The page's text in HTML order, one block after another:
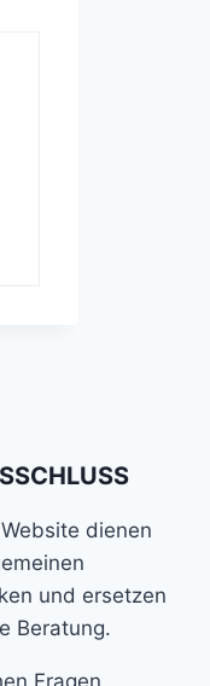
dienen
und ersetzen
Beratung.
Fragen